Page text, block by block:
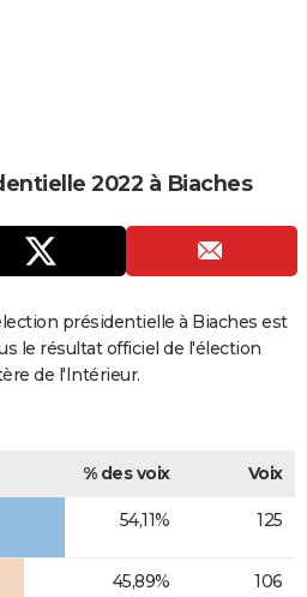
2022 à Biaches
présidentielle à Biaches est
le résultat officiel de l'élection
de l'Intérieur.
% des voix
Voix
54,11% 125
45,89% 106